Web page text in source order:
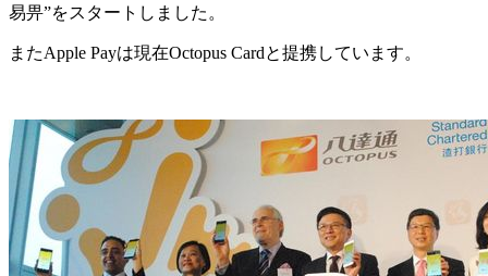
易畀”をスタートしました。
またApple Payは現在Octopus Cardと提携しています。